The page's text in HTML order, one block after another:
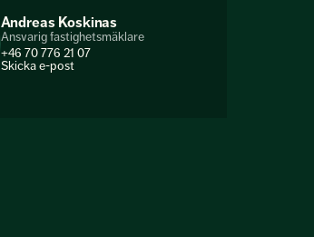
Andreas Koskinas
Ansvarig fastighetsmäklare
+46 70 776 21 07
Skicka e-post